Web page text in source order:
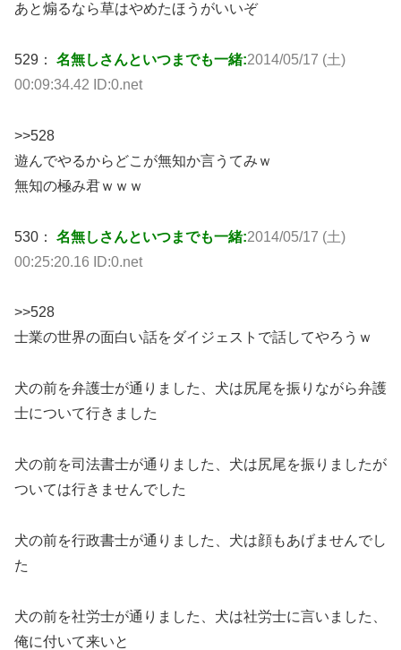
あと煽るなら草はやめたほうがいいぞ
529： 名無しさんといつまでも一緒:2014/05/17 (土)
00:09:34.42 ID:0.net
>>528
遊んでやるからどこが無知か言うてみｗ
無知の極み君ｗｗｗ
530： 名無しさんといつまでも一緒:2014/05/17 (土)
00:25:20.16 ID:0.net
>>528
士業の世界の面白い話をダイジェストで話してやろうｗ
犬の前を弁護士が通りました、犬は尻尾を振りながら弁護
士について行きました
犬の前を司法書士が通りました、犬は尻尾を振りましたが
ついては行きませんでした
犬の前を行政書士が通りました、犬は顔もあげませんでし
た
犬の前を社労士が通りました、犬は社労士に言いました、
俺に付いて来いと